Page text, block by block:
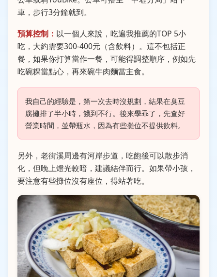
車，步行3分鐘就到。
預算控制： 以一個人來說，吃遍我推薦的TOP 5小
吃，大約需要300-400元（含飲料）。這不包括正
餐，如果你打算當作一餐，可能得調整順序，例如先
吃碗粿當點心，再來碗牛肉麵當主食。
我自己的經驗是，第一次去時沒規劃，結果在臭豆
腐攤排了半小時，餓到不行。後來學乖了，先查好
營業時間，並帶瓶水，因為有些攤位不提供飲料。
另外，老街溪周邊有河岸步道，吃飽後可以散步消
化，但晚上燈光較暗，建議結伴而行。如果帶小孩，
要注意有些攤位沒有座位，得站著吃。